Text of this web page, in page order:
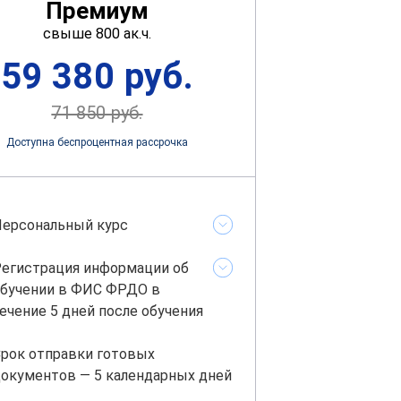
Премиум
свыше 800 ак.ч.
59 380 руб.
71 850 руб.
Доступна беспроцентная рассрочка
курс
информации об
в ФИС ФРДО в
5 дней после обучения
отправки готовых
— 5 календарных дней